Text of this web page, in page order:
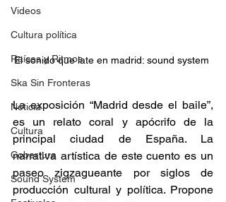
Videos
Cultura política
Raíces y Ritmos
Ska Sin Fronteras
Noticia
Cultura
Cobertura
Sound System
El sonido que late en madrid: sound system
La exposición “Madrid desde el baile”,
es un relato coral y apócrifo de la
principal ciudad de España. La
narrativa artística de este cuento es un
paseo zigzagueante por siglos de
producción cultural y política. Propone